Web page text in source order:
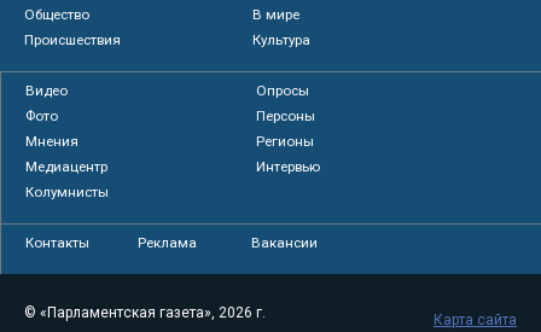
Общество
В мире
Происшествия
Культура
Видео
Опросы
Фото
Персоны
Мнения
Регионы
Медиацентр
Интервью
Колумнисты
Контакты Реклама Вакансии
© «Парламентская газета», 2026 г.
Карта сайта